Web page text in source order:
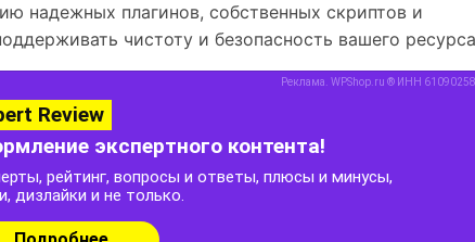
надежных плагинов, собственных скриптов и
чистоту и безопасность вашего